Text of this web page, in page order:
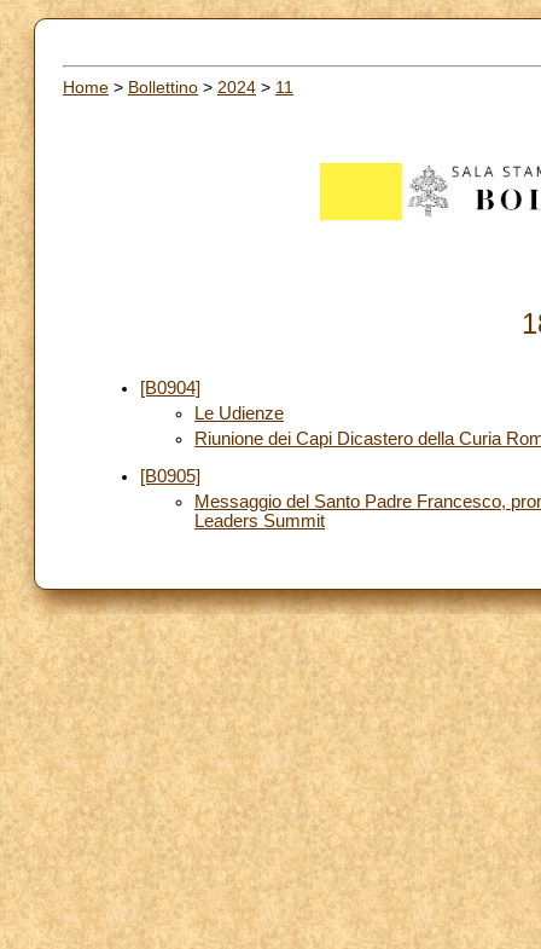
Home > Bollettino > 2024 > 11
[B0904]
Le Udienze
Riunione dei Capi Dicastero della Curia
[B0905]
Messaggio del Santo Padre Francesco,
Leaders Summit